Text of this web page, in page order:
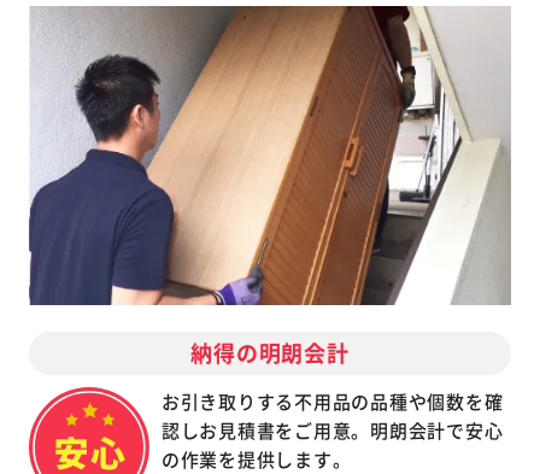
納得の明朗会計
お引き取りする不用品の品種や個数を確
認しお見積書をご用意。明朗会計で安心
の作業を提供します。